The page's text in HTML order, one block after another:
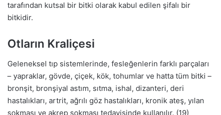
tarafından kutsal bir bitki olarak kabul edilen şifalı bir
bitkidir.
Otların Kraliçesi
Geleneksel tıp sistemlerinde, fesleğenlerin farklı parçaları
– yapraklar, gövde, çiçek, kök, tohumlar ve hatta tüm bitki –
bronşit, bronşiyal astım, sıtma, ishal, dizanteri, deri
hastalıkları, artrit, ağrılı göz hastalıkları, kronik ateş, yılan
sokması ve akrep sokması tedavisinde kullanılır. (19)